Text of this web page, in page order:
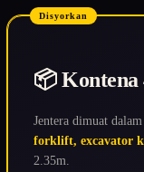
Disyorkan
📦 Kontena
Jentera dimuat
forklift, excavator
2.35m.